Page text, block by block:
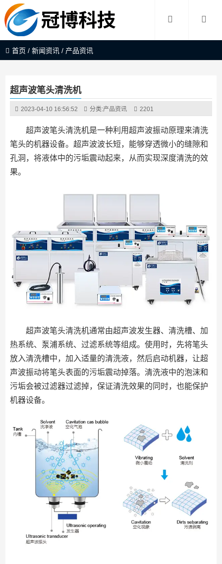
首页 /新闻资讯 / 产品资讯
超声波笔头清洗机
2023-04-10 16:56:52 分类:产品资讯 2201
超声波笔头清洗机是一种利用超声波振动原理来清洗
笔头的机器设备。超声波波长短，能够穿透微小的缝隙和
孔洞，将液体中的污垢震动起来，从而实现深度清洗的效
果。
超声波笔头清洗机通常由超声波发生器、清洗槽、加
热系统、泵浦系统、过滤系统等组成。使用时，先将笔头
放入清洗槽中，加入适量的清洗液，然后启动机器，让超
声波振动将笔头表面的污垢震动掉落。清洗液中的泡沫和
污垢会被过滤器过滤掉，保证清洗效果的同时，也能保护
机器设备。